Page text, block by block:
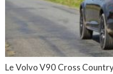
Le Volvo V90 Cross